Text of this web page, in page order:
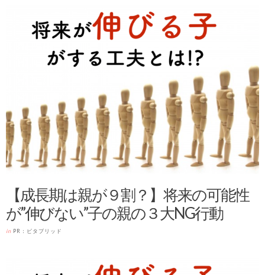
【成長期は親が９割？】将来の可能性
が”伸びない”子の親の３大NG行動
in PR：ビタブリッド